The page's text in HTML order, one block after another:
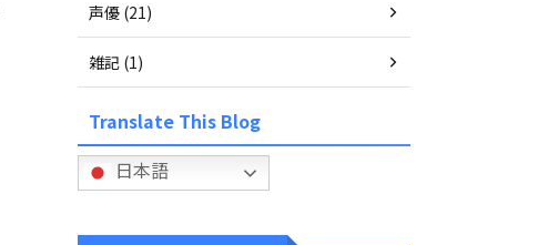
声優 (21)
雑記 (1)
Translate This Blog
日本語